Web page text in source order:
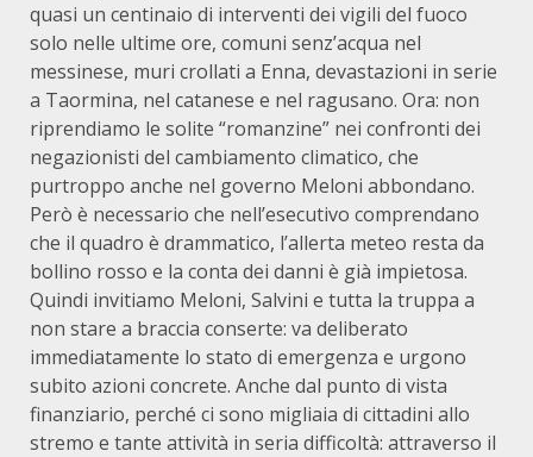
quasi un centinaio di interventi dei vigili del fuoco
solo nelle ultime ore, comuni senz’acqua nel
messinese, muri crollati a Enna, devastazioni in serie
a Taormina, nel catanese e nel ragusano. Ora: non
riprendiamo le solite “romanzine” nei confronti dei
negazionisti del cambiamento climatico, che
purtroppo anche nel governo Meloni abbondano.
Però è necessario che nell’esecutivo comprendano
che il quadro è drammatico, l’allerta meteo resta da
bollino rosso e la conta dei danni è già impietosa.
Quindi invitiamo Meloni, Salvini e tutta la truppa a
non stare a braccia conserte: va deliberato
immediatamente lo stato di emergenza e urgono
subito azioni concrete. Anche dal punto di vista
finanziario, perché ci sono migliaia di cittadini allo
stremo e tante attività in seria difficoltà: attraverso il